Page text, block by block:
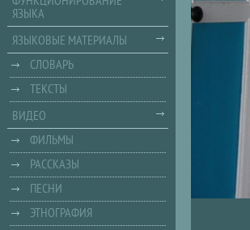
ЯЗЫКА
ЯЗЫКОВЫЕ МАТЕРИАЛЫ
СЛОВАРЬ
ТЕКСТЫ
ВИДЕО
ФИЛЬМЫ
РАССКАЗЫ
ПЕСНИ
ЭТНОГРАФИЯ